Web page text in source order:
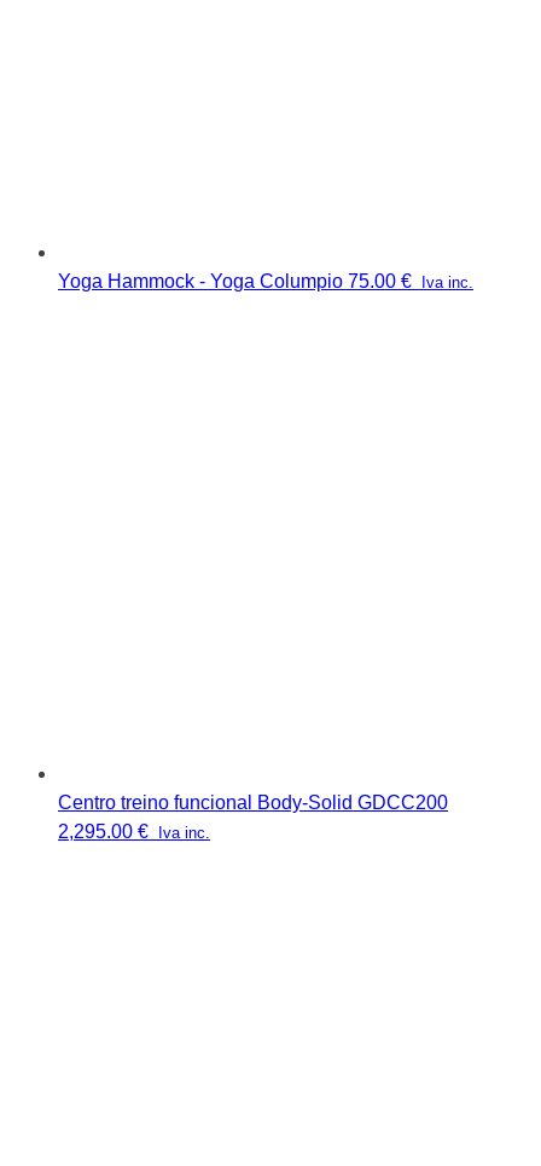
Yoga Hammock - Yoga Columpio 75.00 € Iva inc.
Centro treino funcional Body-Solid GDCC200
2,295.00 € Iva inc.